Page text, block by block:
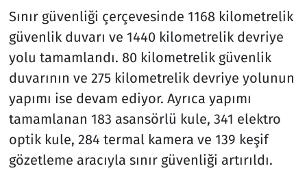
Sınır güvenliği çerçevesinde 1168 kilometrelik
güvenlik duvarı ve 1440 kilometrelik devriye
yolu tamamlandı. 80 kilometrelik güvenlik
duvarının ve 275 kilometrelik devriye yolunun
yapımı ise devam ediyor. Ayrıca yapımı
tamamlanan 183 asansörlü kule, 341 elektro
optik kule, 284 termal kamera ve 139 keşif
gözetleme aracıyla sınır güvenliği artırıldı.